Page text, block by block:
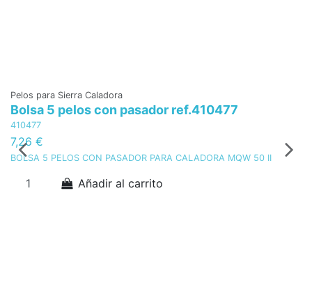
Pelos para Sierra Caladora
Bolsa 5 pelos con pasador ref.410477
410477
7,26 €
BOLSA 5 PELOS CON PASADOR PARA CALADORA MQW 50 II
Añadir al carrito